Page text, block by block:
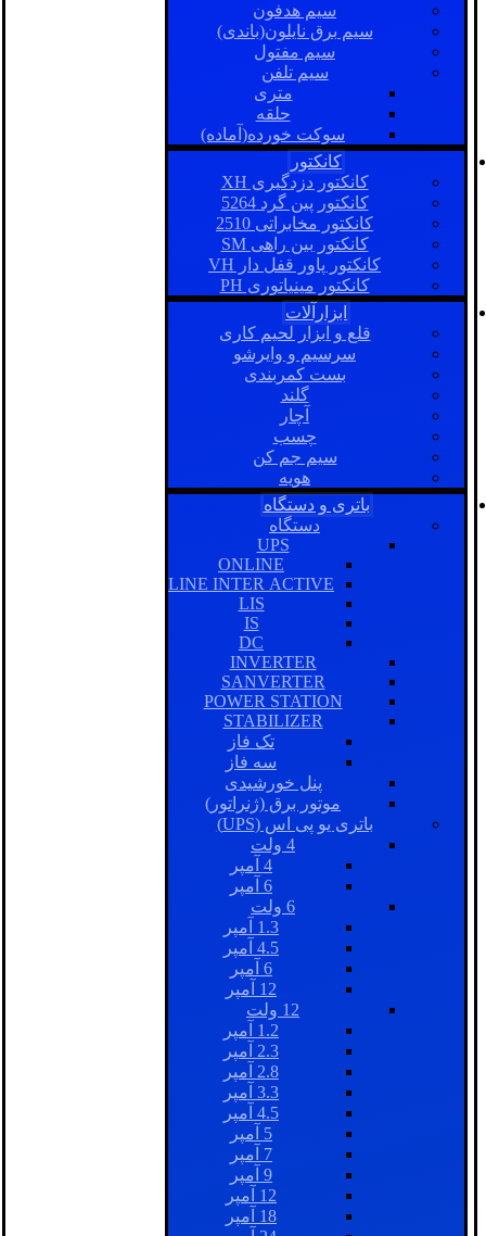
سیم هدفون
سیم برق نایلون(باندی)
سیم مفتول
سیم تلفن
متری
حلقه
سوکت خورده(آماده)
کانکتور
کانکتور دزدگیری XH
کانکتور پین گرد 5264
کانکتور مخابراتی 2510
کانکتور بین راهی SM
کانکتور پاور قفل دار VH
کانکتور مینیاتوری PH
ابزارآلات
قلع و ابزار لحیم کاری
سرسیم و وایرشو
بست کمربندی
گلند
آچار
چسب
سیم جم کن
هویه
باتری و دستگاه
دستگاه
UPS
ONLINE
LINE INTER ACTIVE
LIS
IS
DC
INVERTER
SANVERTER
POWER STATION
STABILIZER
تک فاز
سه فاز
پنل خورشیدی
موتور برق (ژنراتور)
باتری یو پی اس (UPS)
4 ولت
4 آمپر
6 آمپر
6 ولت
1.3 آمپر
4.5 آمپر
6 آمپر
12 آمپر
12 ولت
1.2 آمپر
2.3 آمپر
2.8 آمپر
3.3 آمپر
4.5 آمپر
5 آمپر
7 آمپر
9 آمپر
12 آمپر
18 آمپر